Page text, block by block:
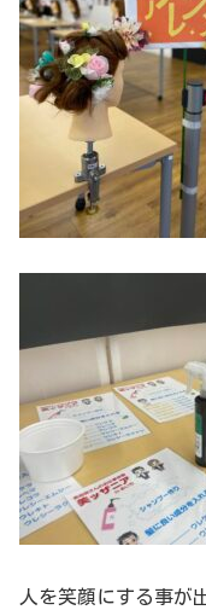
人を笑顔にする事が